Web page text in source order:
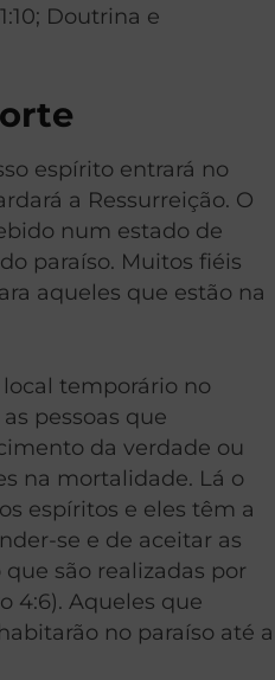
; Doutrina e
espírito entrará no
a Ressurreição. O
num estado de
paraíso. Muitos fiéis
aqueles que estão na
temporário no
pessoas que
da verdade ou
na mortalidade. Lá o
espíritos e eles têm a
se e de aceitar as
são realizadas por
4:6). Aqueles que
no paraíso até a